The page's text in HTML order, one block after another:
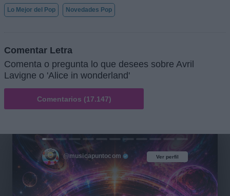
Lo Mejor del Pop Novedades Pop
Comentar Letra
Comenta o pregunta lo que desees sobre Avril
Lavigne o 'Alice in wonderland'
Comentarios (17.147)
Ver perfil
@musicapuntocom Ver perfil